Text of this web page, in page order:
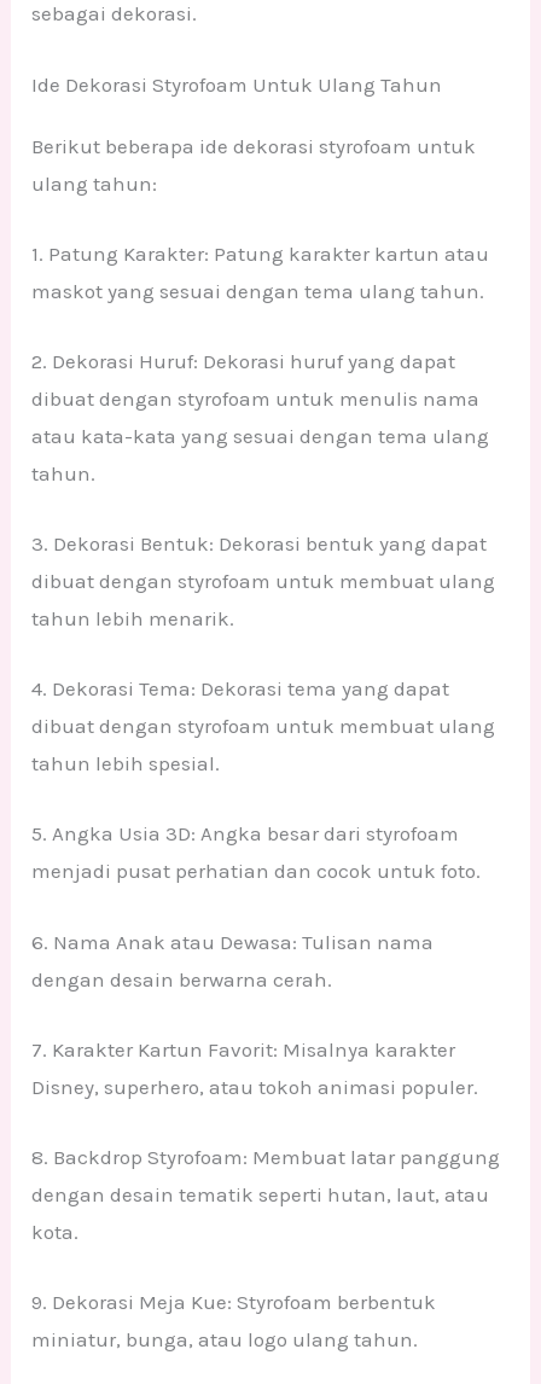
sebagai dekorasi.
Ide Dekorasi Styrofoam Untuk Ulang Tahun
Berikut beberapa ide dekorasi styrofoam untuk
ulang tahun:
1. Patung Karakter: Patung karakter kartun atau
maskot yang sesuai dengan tema ulang tahun.
2. Dekorasi Huruf: Dekorasi huruf yang dapat
dibuat dengan styrofoam untuk menulis nama
atau kata-kata yang sesuai dengan tema ulang
tahun.
3. Dekorasi Bentuk: Dekorasi bentuk yang dapat
dibuat dengan styrofoam untuk membuat ulang
tahun lebih menarik.
4. Dekorasi Tema: Dekorasi tema yang dapat
dibuat dengan styrofoam untuk membuat ulang
tahun lebih spesial.
5. Angka Usia 3D: Angka besar dari styrofoam
menjadi pusat perhatian dan cocok untuk foto.
6. Nama Anak atau Dewasa: Tulisan nama
dengan desain berwarna cerah.
7. Karakter Kartun Favorit: Misalnya karakter
Disney, superhero, atau tokoh animasi populer.
8. Backdrop Styrofoam: Membuat latar panggung
dengan desain tematik seperti hutan, laut, atau
kota.
9. Dekorasi Meja Kue: Styrofoam berbentuk
miniatur, bunga, atau logo ulang tahun.